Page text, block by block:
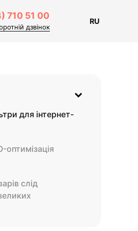
710 51 00
дзвінок
RU
для інтернет-
оптимізація
слід